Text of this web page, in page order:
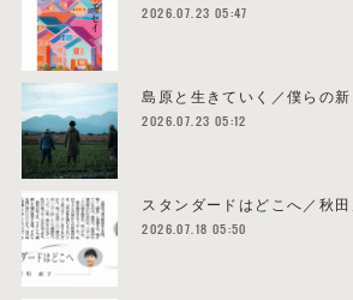
2026.07.23 05:47
島原と生きていく／僕らの
2026.07.23 05:12
スタンダードはどこへ／秋
2026.07.18 05:50